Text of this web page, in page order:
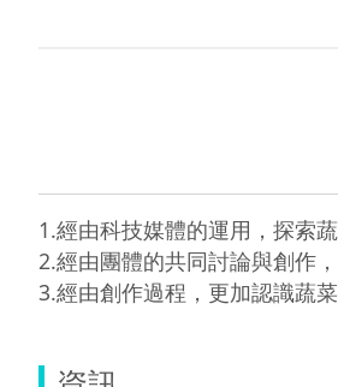
1.經由科技媒體的運用，探索
2.經由團體的共同討論與創作